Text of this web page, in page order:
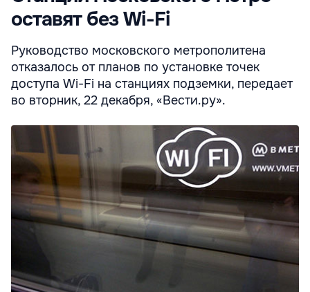
оставят без Wi-Fi
Руководство московского метрополитена
отказалось от планов по установке точек
доступа Wi-Fi на станциях подземки, передает
во вторник, 22 декабря, «Вести.ру».